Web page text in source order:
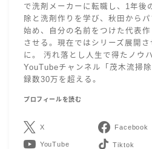
で洗剤メーカーに転職し、1年後
除と洗剤作りを学び、秋田から
始め、自分の名前をつけた代表
させる。現在ではシリーズ展開
に。 汚れ落とし人生で得たノウ
YouTubeチャンネル「茂木流掃
録数30万を超える。
プロフィールを読む
X Facebook
YouTube LINE